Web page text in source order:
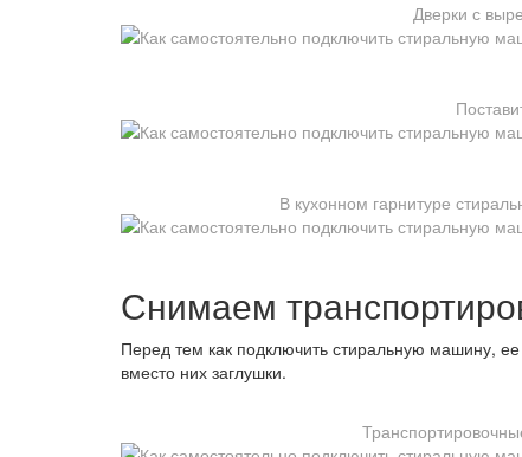
Дверки с
В кухонном гарнитуре
Снимаем
Перед тем как подключить стиральную машину,
вместо них заглушки.